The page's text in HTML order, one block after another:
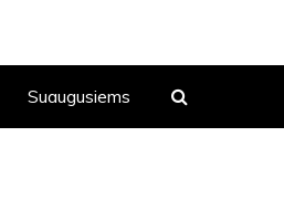
Suaugusiems